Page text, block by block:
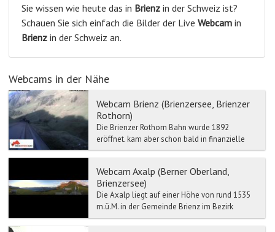
Sie wissen wie heute das in Brienz in der Schweiz ist?
Schauen Sie sich einfach die Bilder der Live Webcam in
Brienz in der Schweiz an.
Webcams in der Nähe
Webcam Brienz (Brienzersee, Brienzer
Rothorn)
Die Brienzer Rothorn Bahn wurde 1892
eröffnet, kam aber schon bald in finanzielle
Schwierigkeiten. Schuld waren unter anderem
Webcam Axalp (Berner Oberland,
Brienzersee)
Die Axalp liegt auf einer Höhe von rund 1535
m.ü.M. in der Gemeinde Brienz im Bezirk
Interlaken und ist mit dem Postauto oder dem